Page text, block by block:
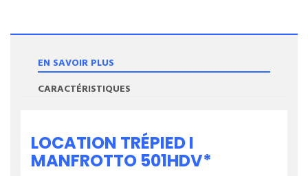
EN SAVOIR PLUS
CARACTÉRISTIQUES
LOCATION TRÉPIED I
MANFROTTO 501HDV*